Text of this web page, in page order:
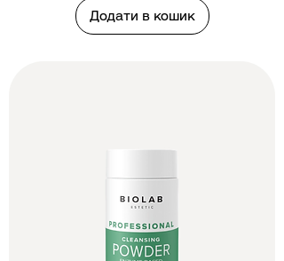
Додати в кошик